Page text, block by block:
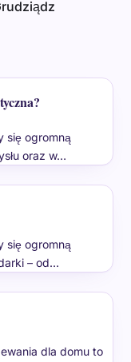
się ogromną
oraz w…
się ogromną
– od…
dla domu to